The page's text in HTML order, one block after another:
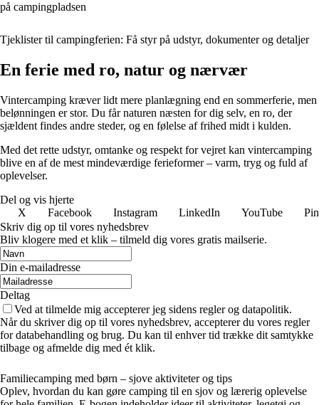
på campingpladsen
Tjeklister til campingferien: Få styr på udstyr, dokumenter og detaljer
En ferie med ro, natur og nærvær
Vintercamping kræver lidt mere planlægning end en sommerferie, men
belønningen er stor. Du får naturen næsten for dig selv, en ro, der
sjældent findes andre steder, og en følelse af frihed midt i kulden.
Med det rette udstyr, omtanke og respekt for vejret kan vintercamping
blive en af de mest mindeværdige ferieformer – varm, tryg og fuld af
oplevelser.
Del og vis hjerte
X
Facebook Instagram LinkedIn YouTube
Skriv dig op til vores nyhedsbrev
Bliv klogere med et klik – tilmeld dig vores gratis mailserie.
Din e-mailadresse
Deltag
Ved at tilmelde mig accepterer jeg sidens regler og datapolitik.
Når du skriver dig op til vores nyhedsbrev, accepterer du vores regler
for databehandling og brug. Du kan til enhver tid trække dit samtykke
tilbage og afmelde dig med ét klik.
Familiecamping med børn – sjove aktiviteter og tips
Oplev, hvordan du kan gøre camping til en sjov og lærerig oplevelse